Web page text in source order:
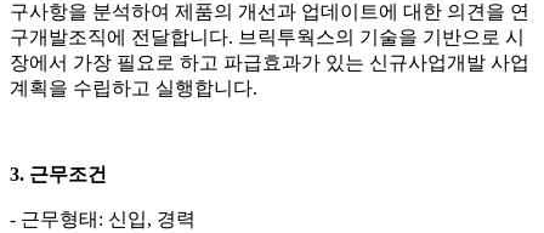
구사항을 분석하여 제품의 개선과 업데이트에 대한 의견을 연
구개발조직에 전달합니다. 브릭투웍스의 기술을 기반으로 시
장에서 가장 필요로 하고 파급효과가 있는 신규사업개발 사업
계획을 수립하고 실행합니다.
3. 근무조건
- 근무형태: 신입, 경력